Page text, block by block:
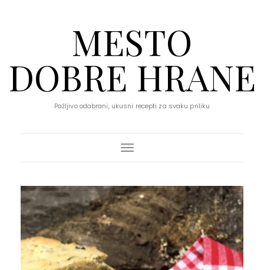
MESTO
DOBRE HRANE
Pažljivo odabrani, ukusni recepti za svaku priliku
Toggle Navigation